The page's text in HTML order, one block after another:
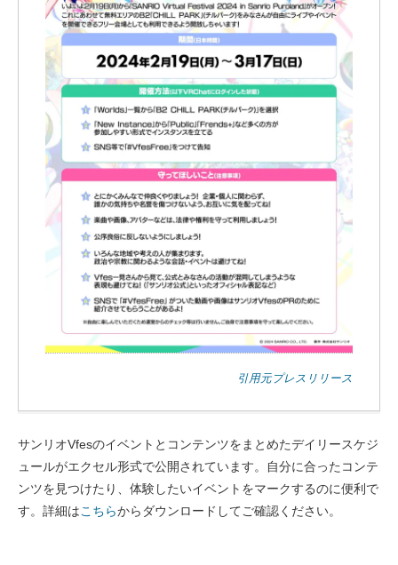
引用元プレスリリース
サンリオVfesのイベントとコンテンツをまとめたデイリースケジ
ュールがエクセル形式で公開されています。自分に合ったコンテ
ンツを見つけたり、体験したいイベントをマークするのに便利で
す。詳細はこちらからダウンロードしてご確認ください。